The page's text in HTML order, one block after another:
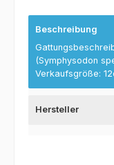
Beschreibung
(Symphysodon
Verkaufsgröße:
Hersteller